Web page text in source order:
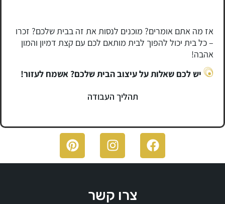
אז מה אתם אומרים? מוכנים לנסות את זה בבית שלכם? זכרו
– כל בית יכול להפוך לבית מותאם לכם עם קצת דמיון והמון
אהבה!
יש לכם שאלות על עיצוב הבית שלכם? אשמח לעזור!
תהליך העבודה
צרו קשר